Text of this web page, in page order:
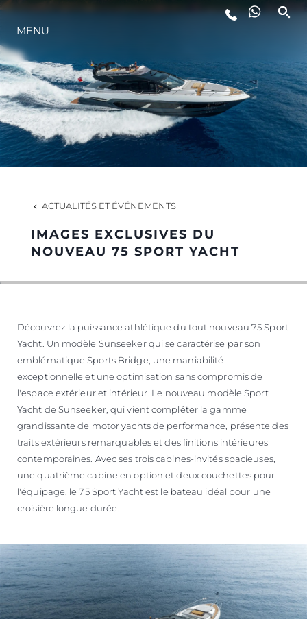
L'INNOVATION
LA SOCIÉTÉ
NOTRE ÉQUIPE
NOTRE HÉRITAGE
MENU
ACTUALITÉS ET ÉVÉNEMENTS
IMAGES EXCLUSIVES DU
NOUVEAU 75 SPORT YACHT
Découvrez la puissance athlétique du tout nouveau 75 Sport
Yacht. Un modèle Sunseeker qui se caractérise par son
emblématique Sports Bridge, une maniabilité
exceptionnelle et une optimisation sans compromis de
l'espace extérieur et intérieur. Le nouveau modèle Sport
Yacht de Sunseeker, qui vient compléter la gamme
grandissante de motor yachts de performance, présente des
traits extérieurs remarquables et des finitions intérieures
contemporaines. Avec ses trois cabines-invités spacieuses,
une quatrième cabine en option et deux couchettes pour
l'équipage, le 75 Sport Yacht est le bateau idéal pour une
croisière longue durée.